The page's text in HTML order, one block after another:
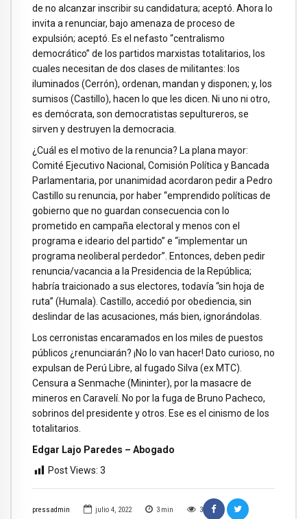
pressadmin julio 4, 2022 3 min 3
de no alcanzar inscribir su candidatura; aceptó. Ahora lo
invita a renunciar, bajo amenaza de proceso de
expulsión; aceptó. Es el nefasto “centralismo
democrático” de los partidos marxistas totalitarios, los
cuales necesitan de dos clases de militantes: los
iluminados (Cerrón), ordenan, mandan y disponen; y, los
sumisos (Castillo), hacen lo que les dicen. Ni uno ni otro,
es demócrata, son democratistas sepultureros, se
sirven y destruyen la democracia.
¿Cuál es el motivo de la renuncia? La plana mayor:
Comité Ejecutivo Nacional, Comisión Política y Bancada
Parlamentaria, por unanimidad acordaron pedir a Pedro
Castillo su renuncia, por haber “emprendido políticas de
gobierno que no guardan consecuencia con lo
prometido en campaña electoral y menos con el
programa e ideario del partido” e “implementar un
programa neoliberal perdedor”. Entonces, deben pedir
renuncia/vacancia a la Presidencia de la República;
habría traicionado a sus electores, todavía “sin hoja de
ruta” (Humala). Castillo, accedió por obediencia, sin
deslindar de las acusaciones, más bien, ignorándolas.
Los cerronistas encaramados en los miles de puestos
públicos ¿renunciarán? ¡No lo van hacer! Dato curioso, no
expulsan de Perú Libre, al fugado Silva (ex MTC).
Censura a Senmache (Mininter), por la masacre de
mineros en Caravelí. No por la fuga de Bruno Pacheco,
sobrinos del presidente y otros. Ese es el cinismo de los
totalitarios.
Edgar Lajo Paredes – Abogado
Post Views: 3